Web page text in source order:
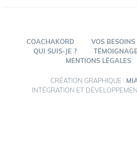
COACHAKORD VOS BESOINS
QUI SUIS-JE ?
MENTIONS LÉGALES
CRÉATION GRAPHIQUE :
INTÉGRATION ET